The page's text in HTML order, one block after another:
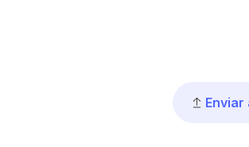
Enviar